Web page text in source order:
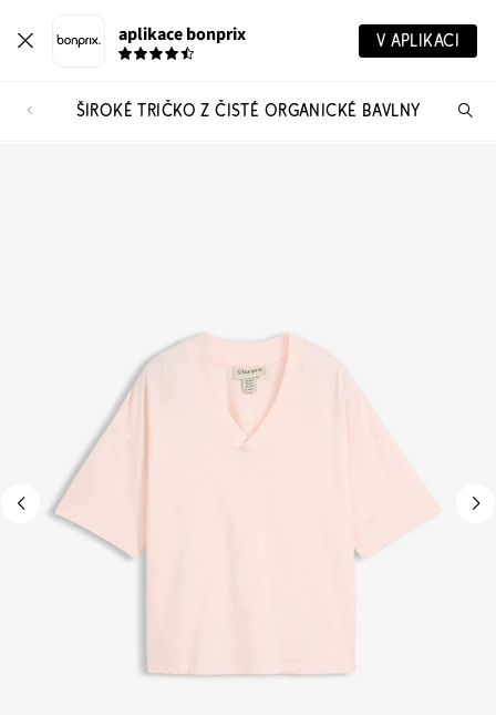
aplikace bonprix V APLIKACI
ŠIROKÉ TRIČKO Z ČISTÉ ORGANICKÉ BAVLNY